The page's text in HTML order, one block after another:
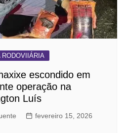
RODOVIIÁRIA
escondido em
operação na
Luís
fevereiro 15, 2026